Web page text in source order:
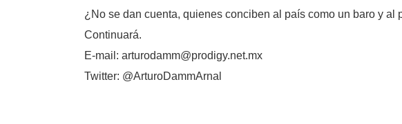
¿No se dan cuenta, quienes conciben al país como un baro y
Continuará.
E-mail: arturodamm@prodigy.net.mx
Twitter: @ArturoDammArnal